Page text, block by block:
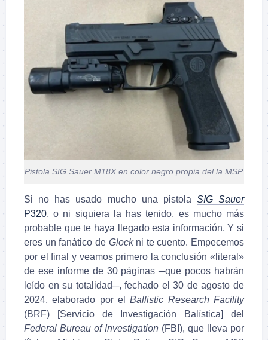
Pistola SIG Sauer M18X en color negro propia del la MSP.
Si no has usado mucho una pistola SIG Sauer
P320, o ni siquiera la has tenido, es mucho más
probable que te haya llegado esta información. Y si
eres un fanático de Glockni te cuento. Empecemos
por el final y veamos primero la conclusión «literal»
de ese informe de 30 páginas ─que pocos habrán
leído en su totalidad─, fechado el 30 de agosto de
2024, elaborado por elBallistic Research Facility
(BRF) [Servicio de Investigación Balística] del
Federal Bureau of Investigation (FBI), que lleva por